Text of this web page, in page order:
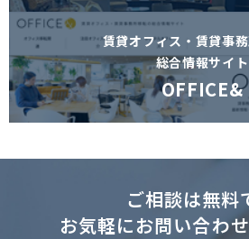
賃貸オフィス・賃貸事
総合情報サイト
OFFICE&
ご相談は無料
お気軽にお問い合わ